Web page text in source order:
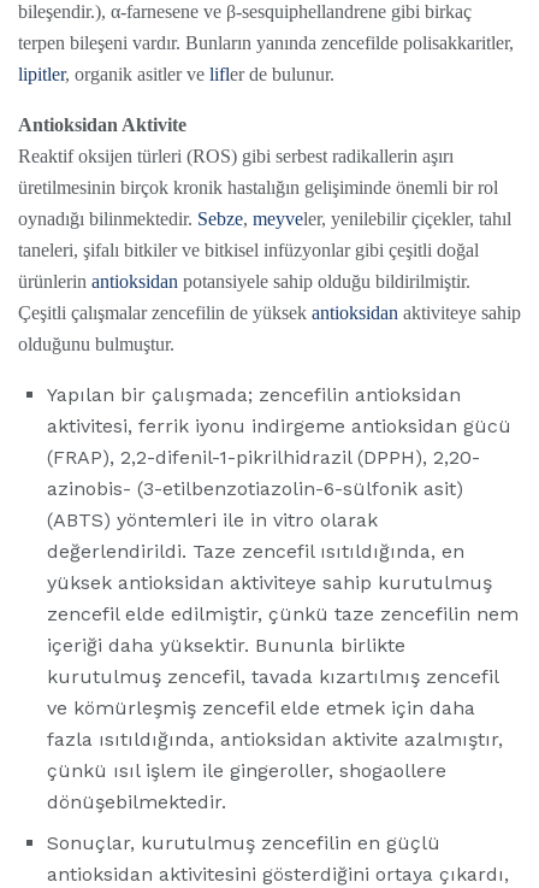
bileşendir.), α-farnesene ve β-sesquiphellandrene gibi birkaç
terpen bileşeni vardır. Bunların yanında zencefilde polisakkaritler,
lipitler, organik asitler ve lifler de bulunur.
Antioksidan Aktivite
Reaktif oksijen türleri (ROS) gibi serbest radikallerin aşırı
üretilmesinin birçok kronik hastalığın gelişiminde önemli bir rol
oynadığı bilinmektedir. Sebze, meyveler, yenilebilir çiçekler, tahıl
taneleri, şifalı bitkiler ve bitkisel infüzyonlar gibi çeşitli doğal
ürünlerin antioksidan potansiyele sahip olduğu bildirilmiştir.
Çeşitli çalışmalar zencefilin de yüksek antioksidan aktiviteye sahip
olduğunu bulmuştur.
Yapılan bir çalışmada; zencefilin antioksidan
aktivitesi, ferrik iyonu indirgeme antioksidan gücü
(FRAP), 2,2-difenil-1-pikrilhidrazil (DPPH), 2,20-
azinobis- (3-etilbenzotiazolin-6-sülfonik asit)
(ABTS) yöntemleri ile in vitro olarak
değerlendirildi. Taze zencefil ısıtıldığında, en
yüksek antioksidan aktiviteye sahip kurutulmuş
zencefil elde edilmiştir, çünkü taze zencefilin nem
içeriği daha yüksektir. Bununla birlikte
kurutulmuş zencefil, tavada kızartılmış zencefil
ve kömürleşmiş zencefil elde etmek için daha
fazla ısıtıldığında, antioksidan aktivite azalmıştır,
çünkü ısıl işlem ile gingeroller, shogaollere
dönüşebilmektedir.
Sonuçlar, kurutulmuş zencefilin en güçlü
antioksidan aktivitesini gösterdiğini ortaya çıkardı,